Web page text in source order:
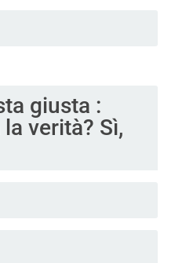
giusta :
verità? Sì,